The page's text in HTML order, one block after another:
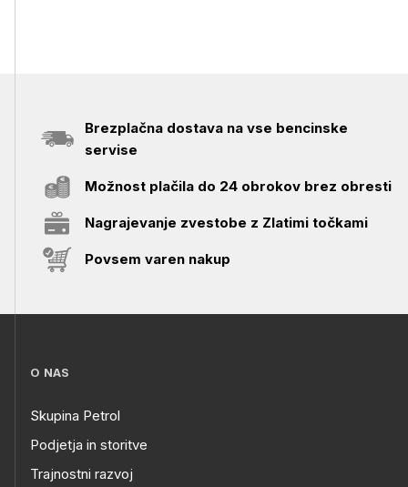
Brezplačna dostava na vse bencinske
servise
Možnost plačila do 24 obrokov brez obresti
Nagrajevanje zvestobe z Zlatimi točkami
Povsem varen nakup
O NAS
Skupina Petrol
Podjetja in storitve
Trajnostni razvoj